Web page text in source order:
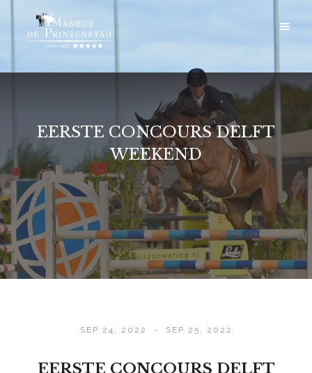
EERSTE CONCOURS DELFT
WEEKEND
SEP 24, 2022 - SEP 25, 2022
EERSTE CONCOURS DELFT